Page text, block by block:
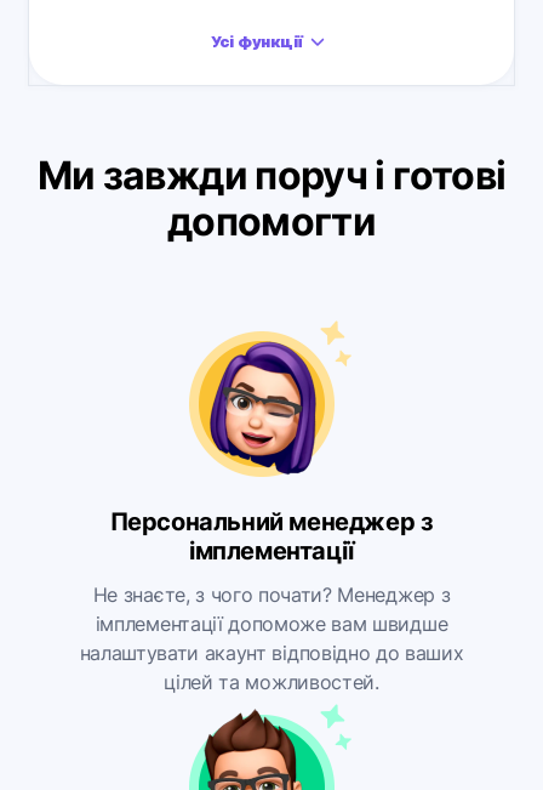
Усі функції
Ми завжди поруч і готові
допомогти
Персональний менеджер з
імплементації
Не знаєте, з чого почати? Менеджер з
імплементації допоможе вам швидше
налаштувати акаунт відповідно до ваших
цілей та можливостей.